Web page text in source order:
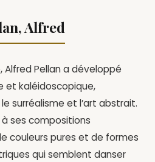
Alfred
Pellan a développé
et kaléidoscopique,
surréalisme et l’art abstrait.
ses compositions
couleurs pures et de formes
qui semblent danser